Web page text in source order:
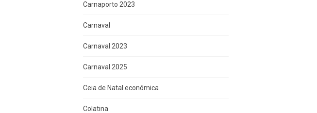
Carnaporto 2023
Carnaval
Carnaval 2023
Carnaval 2025
Ceia de Natal econômica
Colatina